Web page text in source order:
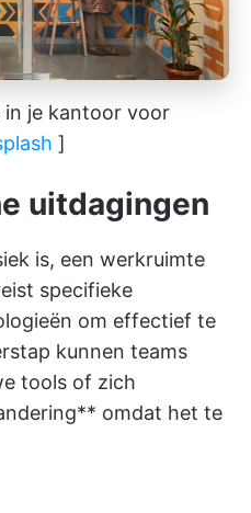
je kantoor voor
]
uitdagingen
is, een werkruimte
specifieke
om effectief te
kunnen teams
tools of zich
omdat het te